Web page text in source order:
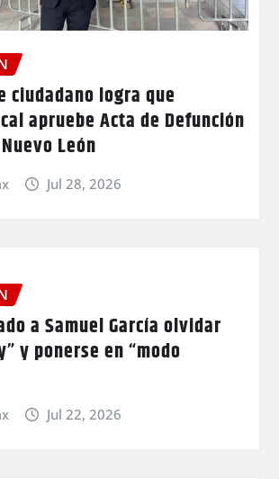
ciudadano logra que
apruebe Acta de Defunción
León
Jul 28, 2026
a Samuel García olvidar
y ponerse en “modo
Jul 22, 2026